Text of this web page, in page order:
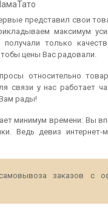
представил свои
максимум
только
цены Вас радовали.
относительно
связи у нас работает
рады!
минимум времени: Вы
Ведь девиз интернет-
заказов с